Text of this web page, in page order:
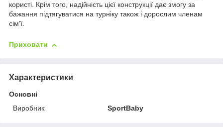
користі. Крім того, надійність цієї конструкції дає змогу за
бажання підтягуватися на турніку також і дорослим членам
сім'ї.
Приховати
Характеристики
Основні
Виробник
SportBaby